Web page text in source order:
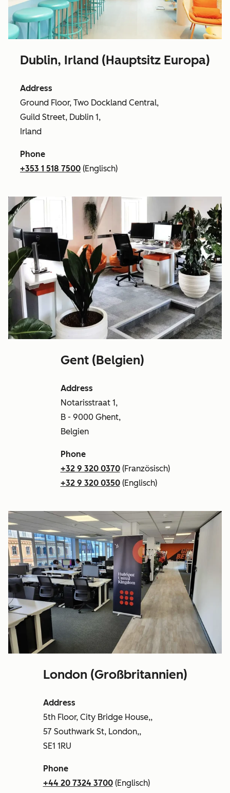
Dublin, Irland (Hauptsitz Europa)
Address
Ground Floor, Two Dockland Central,
Guild Street, Dublin 1,
Irland
Phone
+353 1 518 7500 (Englisch)
Gent (Belgien)
Address
Notarisstraat 1,
B - 9000 Ghent,
Belgien
Phone
+32 9 320 0370(Französisch)
+32 9 320 0350(Englisch)
London (Großbritannien)
Address
5th Floor, City Bridge House,,
57 Southwark St, London,,
SE1 1RU
Phone
+44 20 7324 3700(Englisch)